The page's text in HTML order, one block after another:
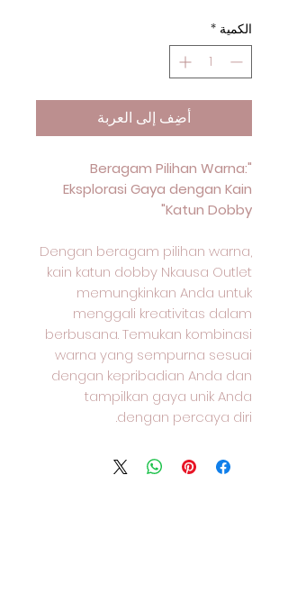
الكمية *
أضِف إلى العربة
"Beragam Pilihan Warna:
Eksplorasi Gaya dengan Kain
Katun Dobby"
Dengan beragam pilihan warna,
kain katun dobby Nkausa Outlet
memungkinkan Anda untuk
menggali kreativitas dalam
berbusana. Temukan kombinasi
warna yang sempurna sesuai
dengan kepribadian Anda dan
tampilkan gaya unik Anda
dengan percaya diri.